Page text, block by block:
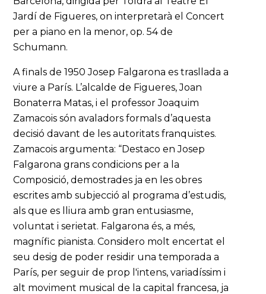
Jardí de Figueres, on interpretarà el Concert
per a piano en la menor, op. 54 de
Schumann.
A finals de 1950 Josep Falgarona es trasllada a
viure a París. L’alcalde de Figueres, Joan
Bonaterra Matas, i el professor Joaquim
Zamacois són avaladors formals d’aquesta
decisió davant de les autoritats franquistes.
Zamacois argumenta: “Destaco en Josep
Falgarona grans condicions per a la
Composició, demostrades ja en les obres
escrites amb subjecció al programa d’estudis,
als que es lliura amb gran entusiasme,
voluntat i serietat. Falgarona és, a més,
magnífic pianista. Considero molt encertat el
seu desig de poder residir una temporada a
París, per seguir de prop l'intens, variadíssim i
alt moviment musical de la capital francesa, ja